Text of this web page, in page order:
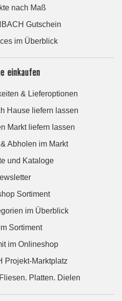
nach Maß
Gutschein
im Überblick
einkaufen
& Lieferoptionen
Hause liefern lassen
Markt liefern lassen
Abholen im Markt
und Kataloge
Sortiment
im Überblick
Sortiment
im Onlineshop
Projekt-Marktplatz
Platten. Dielen